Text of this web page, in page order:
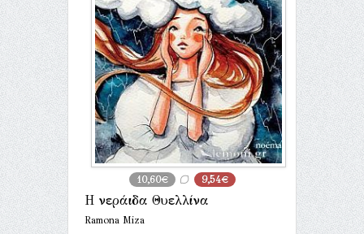
10,60€ 9,54€
Η νεράιδα Θυελλίνα
Ramona Miza